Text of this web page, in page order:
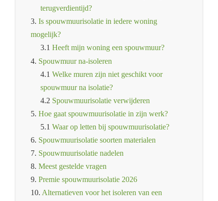
terugverdientijd?
3. Is spouwmuurisolatie in iedere woning
mogelijk?
3.1 Heeft mijn woning een spouwmuur?
4. Spouwmuur na-isoleren
4.1 Welke muren zijn niet geschikt voor
spouwmuur na isolatie?
4.2 Spouwmuurisolatie verwijderen
5. Hoe gaat spouwmuurisolatie in zijn werk?
5.1 Waar op letten bij spouwmuurisolatie?
6. Spouwmuurisolatie soorten materialen
7. Spouwmuurisolatie nadelen
8. Meest gestelde vragen
9. Premie spouwmuurisolatie 2026
10. Alternatieven voor het isoleren van een